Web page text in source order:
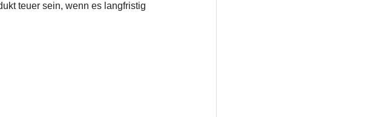
teuer sein, wenn es langfristig